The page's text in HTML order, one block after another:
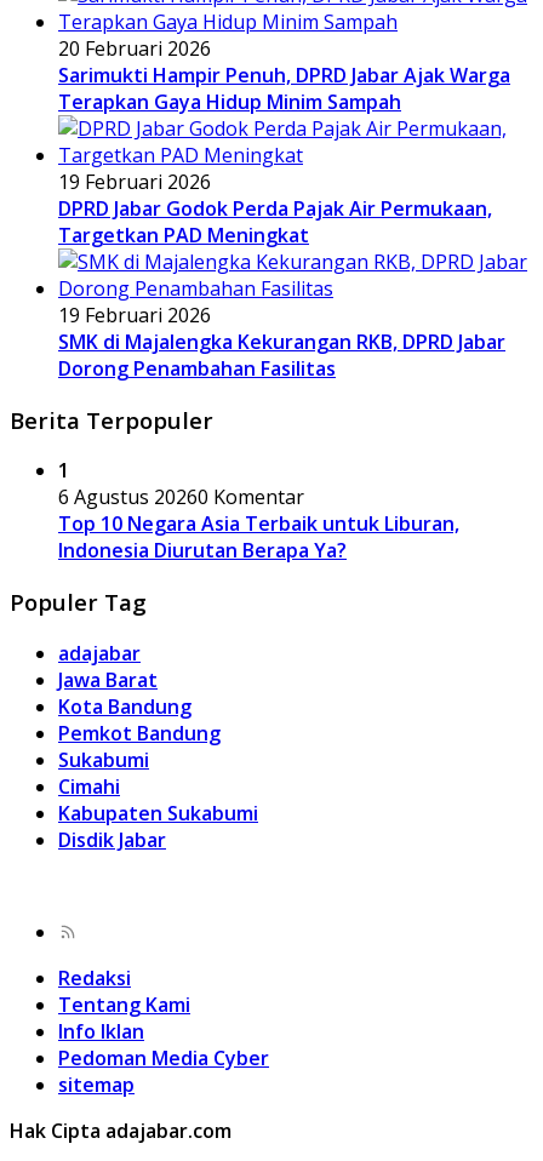
20 Februari 2026
Sarimukti Hampir Penuh, DPRD Jabar Ajak Warga
Terapkan Gaya Hidup Minim Sampah
19 Februari 2026
DPRD Jabar Godok Perda Pajak Air Permukaan,
Targetkan PAD Meningkat
19 Februari 2026
SMK di Majalengka Kekurangan RKB, DPRD Jabar
Dorong Penambahan Fasilitas
Berita Terpopuler
1
6 Agustus 20260 Komentar
Top 10 Negara Asia Terbaik untuk Liburan,
Indonesia Diurutan Berapa Ya?
Populer Tag
adajabar
Jawa Barat
Kota Bandung
Pemkot Bandung
Sukabumi
Cimahi
Kabupaten Sukabumi
Disdik Jabar
Redaksi
Tentang Kami
Info Iklan
Pedoman Media Cyber
sitemap
Hak Cipta adajabar.com